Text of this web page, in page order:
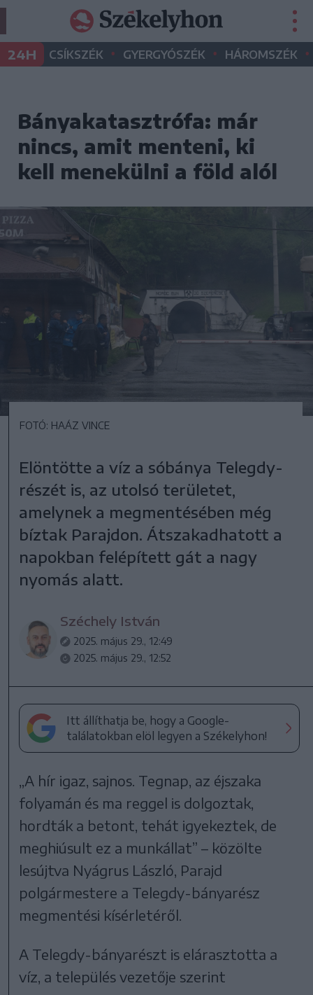
24H CSÍKSZÉK • GYERGYÓSZÉK • HÁROMSZÉK •
Bányakatasztrófa: már
nincs, amit menteni, ki
kell menekülni a föld alól
FOTÓ: HAÁZ VINCE
Elöntötte a víz a sóbánya Telegdy-
részét is, az utolsó területet,
amelynek a megmentésében még
bíztak Parajdon. Átszakadhatott a
napokban felépített gát a nagy
nyomás alatt.
Széchely István
2025. május 29., 12:49
2025. május 29., 12:52
Itt állíthatja be, hogy a Google-
találatokban elöl legyen a Székelyhon!
„A hír igaz, sajnos. Tegnap, az éjszaka
folyamán és ma reggel is dolgoztak,
hordták a betont, tehát igyekeztek, de
meghiúsult ez a munkállat” – közölte
lesújtva Nyágrus László, Parajd
polgármestere a Telegdy-bányarész
megmentési kísérletéről.
A Telegdy-bányarészt is elárasztotta a
víz, a település vezetője szerint